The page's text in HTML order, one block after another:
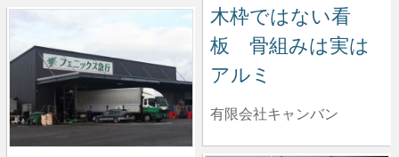
木枠ではない看
板 骨組みは実は
アルミ
有限会社キャンバン